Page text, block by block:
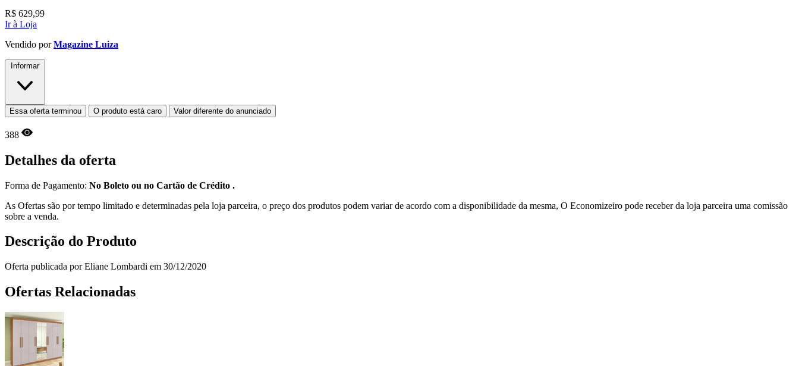
R$ 629,99
Ir à Loja
Vendido porMagazine Luiza
Informar
Essa oferta terminou O produto está caro Valor diferente do anunciado
388
Detalhes da oferta
Forma de Pagamento: No Boleto ou no Cartão de Crédito .
As Ofertas são por tempo limitado e determinadas pela loja parceira, o preço dos produtos podem variar de acordo com a disponibilidade da mesma, O Economizeiro pode receber da loja parceira uma comissão
sobre a venda.
Descrição do Produto
Oferta publicada por Eliane Lombardi em 30/12/2020
Ofertas Relacionadas